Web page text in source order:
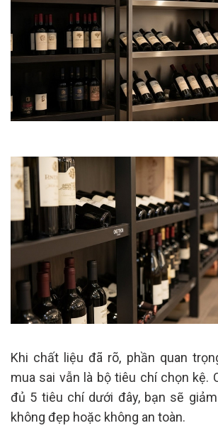
Khi chất liệu đã rõ, phần quan
mua sai vẫn là bộ tiêu chí chọn kệ.
đủ 5 tiêu chí dưới đây, bạn sẽ
không đẹp hoặc không an toàn.